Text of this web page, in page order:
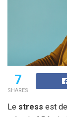
7
SHARES
Le stress est